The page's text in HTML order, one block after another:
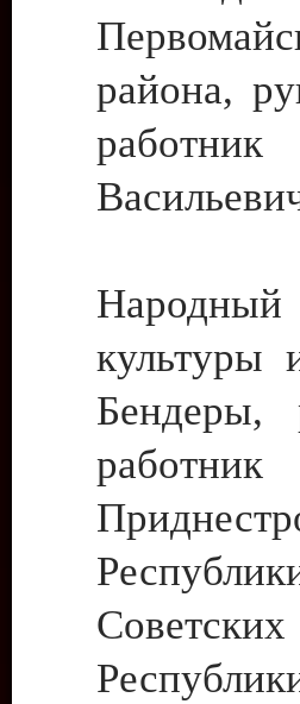
района,
культуры
Бендеры,